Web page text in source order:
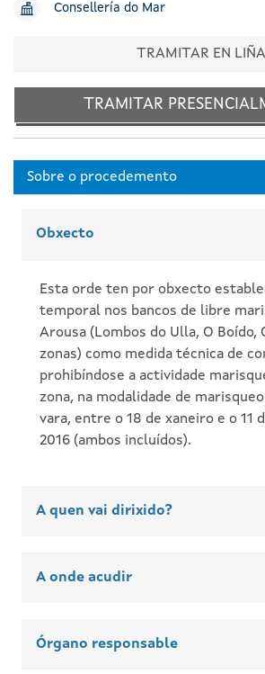
Consellería do Mar
TRAMITAR EN LIÑA
TRAMITAR
Obxecto
Esta orde ten por obxecto
temporal nos bancos de libre
Arousa (Lombos do Ulla, O Boído,
zonas) como medida técnica de
prohibíndose a actividade
zona, na modalidade de
vara, entre o 18 de xaneiro e o 11
2016 (ambos incluídos).
A quen vai dirixido?
A onde acudir
Órgano responsable